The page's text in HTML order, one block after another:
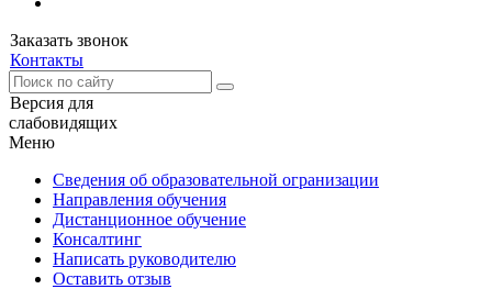
Заказать звонок
Контакты
Версия для
слабовидящих
Меню
Сведения об образовательной огранизации
Направления обучения
Дистанционное обучение
Консалтинг
Написать руководителю
Оставить отзыв